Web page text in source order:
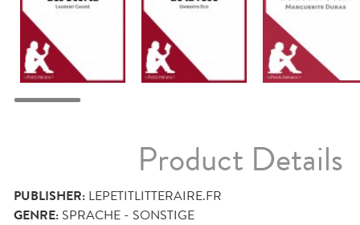
Product Details
PUBLISHER: LEPETITLITTERAIRE.FR
GENRE: SPRACHE - SONSTIGE